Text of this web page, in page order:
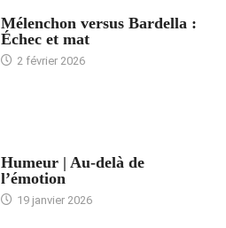
Mélenchon versus Bardella :
Échec et mat
2 février 2026
Humeur | Au-delà de
l’émotion
19 janvier 2026